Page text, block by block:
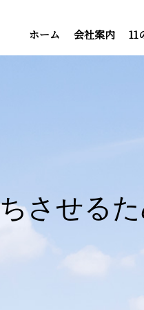
ホーム 会社案内 11
させる